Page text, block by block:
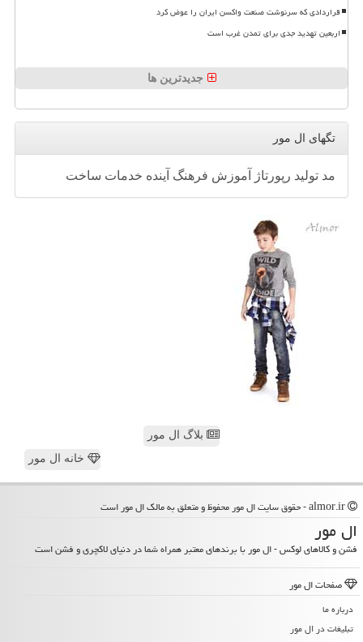
قراردادی که سرنوشت صنعت واکسن ایران را عوض کرد
اربعین تهدید جدی برای تمدن غرب است
جدیدترین ها
تگهای ال مور
مد تولید رپورتاژ آموزش فرهنگ آینده خدمات ساخت
بلاگ ال مور
خانه ال مور
ال مور
فشن و کالاهای لوکس - ال مور با برندهای معتبر همراه شما در دنیای لاکچری و فشن است
صفحات ال مور
درباره ما
تبلیغات در ال مور